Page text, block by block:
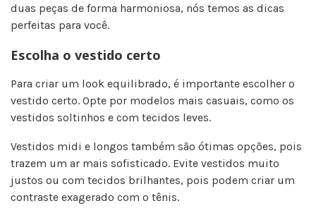
duas peças de forma harmoniosa, nós temos as dicas
perfeitas para você.
Escolha o vestido certo
Para criar um look equilibrado, é importante escolher o
vestido certo. Opte por modelos mais casuais, como os
vestidos soltinhos e com tecidos leves.
Vestidos midi e longos também são ótimas opções, pois
trazem um ar mais sofisticado. Evite vestidos muito
justos ou com tecidos brilhantes, pois podem criar um
contraste exagerado com o tênis.